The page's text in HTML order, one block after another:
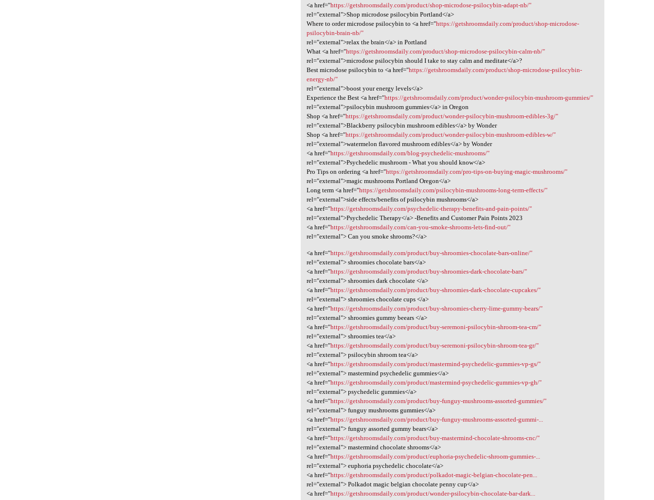
<a href="https://getshroomsdaily.com/product/shop-microdose-psilocybin-adapt-nb/"
rel="external">Shop microdose psilocybin Portland</a>
Where to order microdose psilocybin to <a href="https://getshroomsdaily.com/product/shop-microdose-
psilocybin-brain-nb/"
rel="external">relax the brain</a> in Portland
What <a href="https://getshroomsdaily.com/product/shop-microdose-psilocybin-calm-nb/"
rel="external">microdose psilocybin should I take to stay calm and meditate</a>?
Best microdose psilocybin to <a href="https://getshroomsdaily.com/product/shop-microdose-psilocybin-
energy-nb/"
rel="external">boost your energy levels</a>
Experience the Best <a href="https://getshroomsdaily.com/product/wonder-psilocybin-mushroom-gummies/"
rel="external">psilocybin mushroom gummies</a> in Oregon
Shop <a href="https://getshroomsdaily.com/product/wonder-psilocybin-mushroom-edibles-3g/"
rel="external">Blackberry psilocybin mushroom edibles</a> by Wonder
Shop <a href="https://getshroomsdaily.com/product/wonder-psilocybin-mushroom-edibles-w/"
rel="external">watermelon flavored mushroom edibles</a> by Wonder
<a href="https://getshroomsdaily.com/blog-psychedelic-mushrooms/"
rel="external">Psychedelic mushroom - What you should know</a>
Pro Tips on ordering <a href="https://getshroomsdaily.com/pro-tips-on-buying-magic-mushrooms/"
rel="external">magic mushrooms Portland Oregon</a>
Long term <a href="https://getshroomsdaily.com/psilocybin-mushrooms-long-term-effects/"
rel="external">side effects/benefits of psilocybin mushrooms</a>
<a href="https://getshroomsdaily.com/psychedelic-therapy-benefits-and-pain-points/"
rel="external">Psychedelic Therapy</a> -Benefits and Customer Pain Points 2023
<a href="https://getshroomsdaily.com/can-you-smoke-shrooms-lets-find-out/"
rel="external"> Can you smoke shrooms?</a>
<a href="https://getshroomsdaily.com/product/buy-shroomies-chocolate-bars-online/"
rel="external"> shroomies chocolate bars</a>
<a href="https://getshroomsdaily.com/product/buy-shroomies-dark-chocolate-bars/"
rel="external"> shroomies dark chocolate </a>
<a href="https://getshroomsdaily.com/product/buy-shroomies-dark-chocolate-cupcakes/"
rel="external"> shroomies chocolate cups </a>
<a href="https://getshroomsdaily.com/product/buy-shroomies-cherry-lime-gummy-bears/"
rel="external"> shroomies gummy beears </a>
<a href="https://getshroomsdaily.com/product/buy-seremoni-psilocybin-shroom-tea-cm/"
rel="external"> shroomies tea</a>
<a href="https://getshroomsdaily.com/product/buy-seremoni-psilocybin-shroom-tea-gr/"
rel="external"> psilocybin shroom tea</a>
<a href="https://getshroomsdaily.com/product/mastermind-psychedelic-gummies-vp-gs/"
rel="external"> mastermind psychedelic gummies</a>
<a href="https://getshroomsdaily.com/product/mastermind-psychedelic-gummies-vp-gh/"
rel="external"> psychedelic gummies</a>
<a href="https://getshroomsdaily.com/product/buy-funguy-mushrooms-assorted-gummies/"
rel="external"> funguy mushrooms gummies</a>
<a href="https://getshroomsdaily.com/product/buy-funguy-mushrooms-assorted-gummi-...
rel="external"> funguy assorted gummy bears</a>
<a href="https://getshroomsdaily.com/product/buy-mastermind-chocolate-shrooms-cnc/"
rel="external"> mastermind chocolate shrooms</a>
<a href="https://getshroomsdaily.com/product/euphoria-psychedelic-shroom-gummies-...
rel="external"> euphoria psychedelic chocolate</a>
<a href="https://getshroomsdaily.com/product/polkadot-magic-belgian-chocolate-pen...
rel="external"> Polkadot magic belgian chocolate penny cup</a>
<a href="https://getshroomsdaily.com/product/wonder-psilocybin-chocolate-bar-dark...